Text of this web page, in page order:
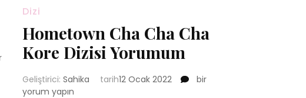
Dizi
Hometown Cha Cha Cha
Kore Dizisi Yorumum
Geliştirici: Sahika tarih12 Ocak 2022
Hometown
bir
yorum yapın